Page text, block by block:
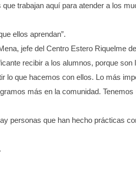
trabajan aquí para atender a los
ellos aprendan”.
jefe del Centro Estero Riquelme
recibir a los alumnos, porque son
lo que hacemos con ellos. Lo más
más en la comunidad. Tenemos
personas que han hecho prácticas